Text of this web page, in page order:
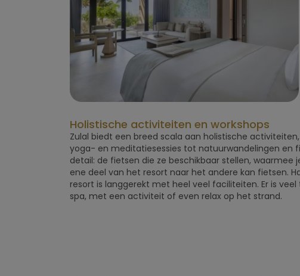
Holistische activiteiten en workshops
Zulal biedt een breed scala aan holistische
yoga- en meditatiesessies tot natuurwandelingen en
detail: de fietsen die ze beschikbaar stellen, waarmee
ene deel van het resort naar het andere kan fietsen.
resort is langgerekt met heel veel faciliteiten. Er is veel
spa, met een activiteit of even relax op het strand.